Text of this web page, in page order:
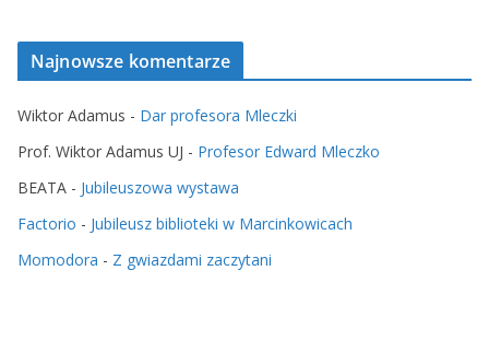
Najnowsze komentarze
Wiktor Adamus - Dar profesora Mleczki
Prof. Wiktor Adamus UJ - Profesor Edward Mleczko
BEATA - Jubileuszowa wystawa
Factorio - Jubileusz biblioteki w Marcinkowicach
Momodora - Z gwiazdami zaczytani